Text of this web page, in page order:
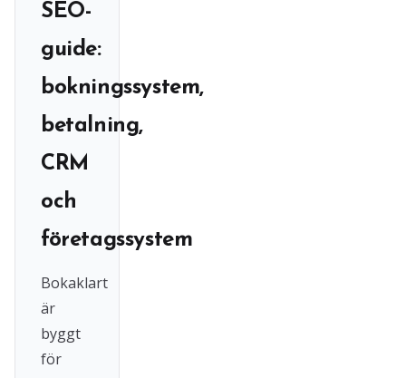
SEO-
guide:
bokningssystem,
betalning,
CRM
och
företagssystem
Bokaklart
är
byggt
för